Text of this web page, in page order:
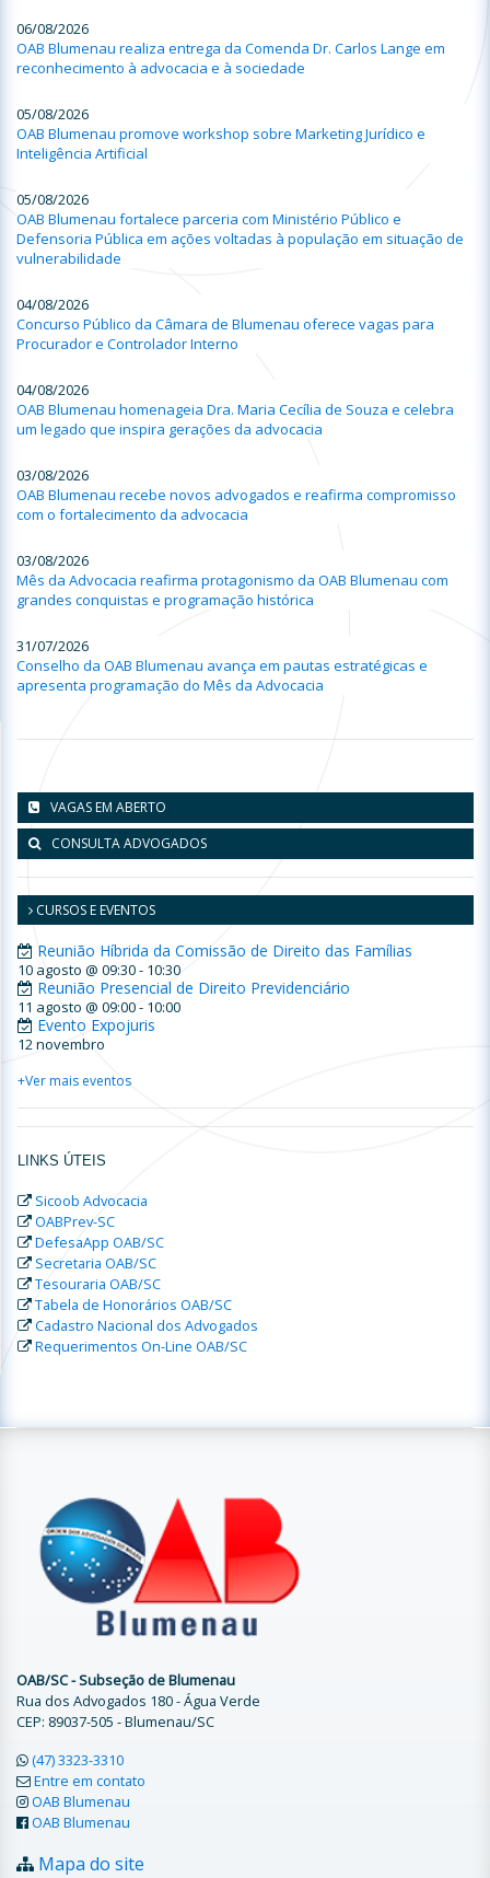
06/08/2026
OAB Blumenau realiza entrega da Comenda Dr. Carlos Lange em
reconhecimento à advocacia e à sociedade
05/08/2026
OAB Blumenau promove workshop sobre Marketing Jurídico e
Inteligência Artificial
05/08/2026
OAB Blumenau fortalece parceria com Ministério Público e
Defensoria Pública em ações voltadas à população em situação de
vulnerabilidade
04/08/2026
Concurso Público da Câmara de Blumenau oferece vagas para
Procurador e Controlador Interno
04/08/2026
OAB Blumenau homenageia Dra. Maria Cecília de Souza e celebra
um legado que inspira gerações da advocacia
03/08/2026
OAB Blumenau recebe novos advogados e reafirma compromisso
com o fortalecimento da advocacia
03/08/2026
Mês da Advocacia reafirma protagonismo da OAB Blumenau com
grandes conquistas e programação histórica
31/07/2026
Conselho da OAB Blumenau avança em pautas estratégicas e
apresenta programação do Mês da Advocacia
VAGAS EM ABERTO
CONSULTA ADVOGADOS
CURSOS E EVENTOS
Reunião Híbrida da Comissão de Direito das Famílias
10 agosto @ 09:30- 10:30
Reunião Presencial de Direito Previdenciário
11 agosto @ 09:00- 10:00
Evento Expojuris
12 novembro
+Ver mais eventos
LINKS ÚTEIS
Sicoob Advocacia
OABPrev-SC
DefesaApp OAB/SC
Secretaria OAB/SC
Tesouraria OAB/SC
Tabela de Honorários OAB/SC
Cadastro Nacional dos Advogados
Requerimentos On-Line OAB/SC
OAB/SC - Subseção de Blumenau
Rua dos Advogados 180 - Água Verde
CEP: 89037-505 - Blumenau/SC
(47) 3323-3310
Entre em contato
OAB Blumenau
OAB Blumenau
Mapa do site